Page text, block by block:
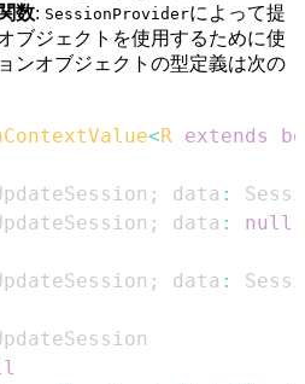
数: SessionProviderによって提
ブジェクトを使用するために使
ンオブジェクトの型定義は次の
<R extends
; data :
; data : null
; data :